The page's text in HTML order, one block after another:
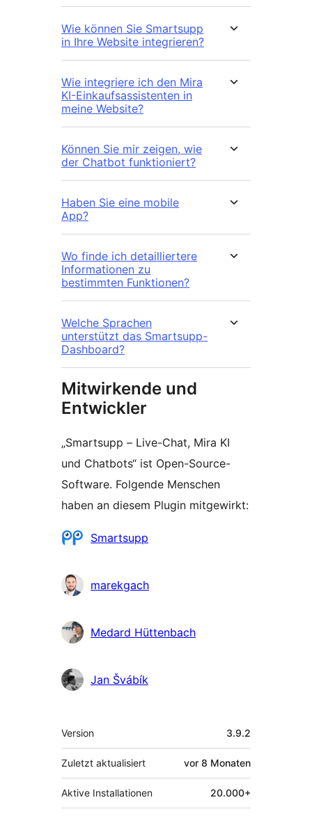
Wie können Sie Smartsupp
in Ihre Website integrieren?
Wie integriere ich den Mira
KI-Einkaufsassistenten in
meine Website?
Können Sie mir zeigen, wie
der Chatbot funktioniert?
Haben Sie eine mobile
App?
Wo finde ich detailliertere
Informationen zu
bestimmten Funktionen?
Welche Sprachen
unterstützt das Smartsupp-
Dashboard?
Mitwirkende und
Entwickler
„Smartsupp – Live-Chat, Mira KI
und Chatbots“ ist Open-Source-
Software. Folgende Menschen
haben an diesem Plugin mitgewirkt:
Mitwirkende
Smartsupp
marekgach
Medard Hüttenbach
Jan Švábík
Meta
Version 3.9.2
Zuletzt aktualisiert vor 8 Monaten
Aktive Installationen 20.000+